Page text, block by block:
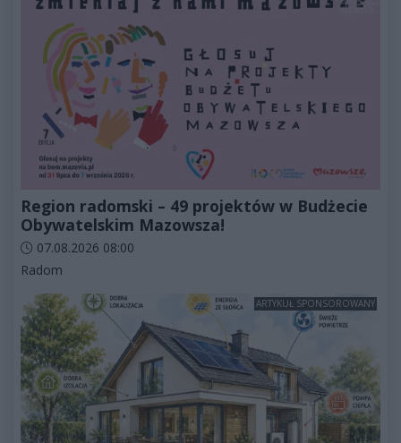
Region radomski – 49 projektów w Budżecie
Obywatelskim Mazowsza!
Data dodania artykułu:
07.08.2026 08:00
Kategorie artykułu:
Radom
ARTYKUŁ SPONSOROWANY